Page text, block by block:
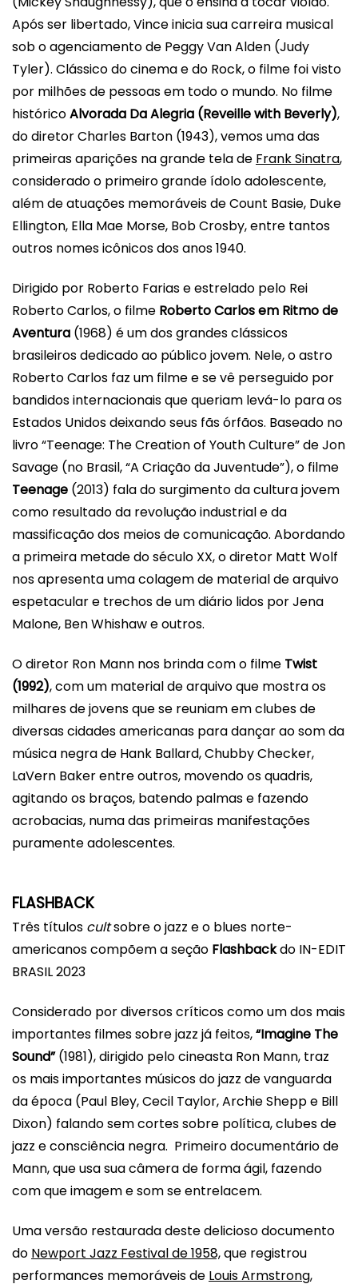
Após ser libertado, Vince inicia sua carreira musical
sob o agenciamento de Peggy Van Alden (Judy
Tyler). Clássico do cinema e do Rock, o filme foi visto
por milhões de pessoas em todo o mundo. No filme
históricoAlvorada Da Alegria (Reveille with Beverly),
do diretor Charles Barton (1943), vemos uma das
primeiras aparições na grande tela de Frank Sinatra,
considerado o primeiro grande ídolo adolescente,
além de atuações memoráveis de Count Basie, Duke
Ellington, Ella Mae Morse, Bob Crosby, entre tantos
outros nomes icônicos dos anos 1940.
Dirigido por Roberto Farias e estrelado pelo Rei
Roberto Carlos, o filme Roberto Carlos em Ritmo de
Aventura (1968) é um dos grandes clássicos
brasileiros dedicado ao público jovem. Nele, o astro
Roberto Carlos faz um filme e se vê perseguido por
bandidos internacionais que queriam levá-lo para os
Estados Unidos deixando seus fãs órfãos. Baseado no
livro “Teenage: The Creation of Youth Culture” de Jon
Savage (no Brasil, “A Criação da Juventude”), o filme
Teenage (2013) fala do surgimento da cultura jovem
como resultado da revolução industrial e da
massificação dos meios de comunicação. Abordando
a primeira metade do século XX, o diretor Matt Wolf
nos apresenta uma colagem de material de arquivo
espetacular e trechos de um diário lidos por Jena
Malone, Ben Whishaw e outros.
O diretor Ron Mann nos brinda com o filme Twist
(1992), com um material de arquivo que mostra os
milhares de jovens que se reuniam em clubes de
diversas cidades americanas para dançar ao som da
música negra de Hank Ballard, Chubby Checker,
LaVern Baker entre outros, movendo os quadris,
agitando os braços, batendo palmas e fazendo
acrobacias, numa das primeiras manifestações
puramente adolescentes.
FLASHBACK
Três títulos cultsobre o jazz e o blues norte-
americanos compõem a seção Flashbackdo IN-EDIT
BRASIL2023
Considerado por diversos críticos como um dos mais
importantes filmes sobre jazz já feitos,“Imagine The
Sound”(1981), dirigido pelo cineasta Ron Mann, traz
os mais importantes músicos do jazz de vanguarda
da época (Paul Bley, Cecil Taylor, Archie Shepp e Bill
Dixon) falando sem cortes sobre política, clubes de
jazz e consciência negra. Primeiro documentário de
Mann, que usa sua câmera de forma ágil, fazendo
com que imagem e som se entrelacem.
Uma versão restaurada deste delicioso documento
do Newport Jazz Festival de 1958,que registrou
performances memoráveis de Louis Armstrong,